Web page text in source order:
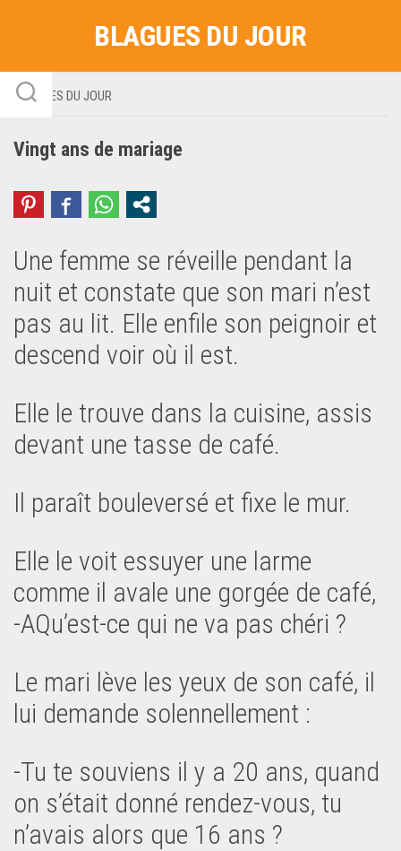
BLAGUES DU JOUR
BLAGUES DU JOUR
Vingt ans de mariage
Une femme se réveille pendant la
nuit et constate que son mari n’est
pas au lit. Elle enfile son peignoir et
descend voir où il est.
Elle le trouve dans la cuisine, assis
devant une tasse de café.
Il paraît bouleversé et fixe le mur.
Elle le voit essuyer une larme
comme il avale une gorgée de café,
-AQu’est-ce qui ne va pas chéri ?
Le mari lève les yeux de son café, il
lui demande solennellement :
-Tu te souviens il y a 20 ans, quand
on s’était donné rendez-vous, tu
n’avais alors que 16 ans ?